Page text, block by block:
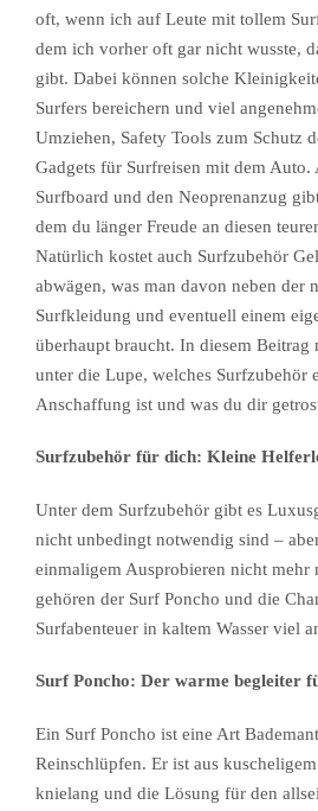
oft, wenn ich auf Leute mit tollem
dem ich vorher oft gar nicht wusste,
gibt. Dabei können solche
Surfers bereichern und viel
Umziehen, Safety Tools zum Schutz
Gadgets für Surfreisen mit dem Auto.
Surfboard und den Neoprenanzug
dem du länger Freude an diesen
Natürlich kostet auch Surfzubehör
abwägen, was man davon neben der
Surfkleidung und eventuell einem
überhaupt braucht. In diesem Beitrag
unter die Lupe, welches Surfzubehör
Anschaffung ist und was du dir
Surfzubehör für dich: Kleine
Unter dem Surfzubehör gibt es
nicht unbedingt notwendig sind –
einmaligem Ausprobieren nicht mehr
gehören der Surf Poncho und die
Surfabenteuer in kaltem Wasser viel
Surf Poncho: Der warme begleiter
Ein Surf Poncho ist eine Art
Reinschlüpfen. Er ist aus
knielang und die Lösung für den